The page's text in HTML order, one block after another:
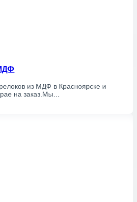
из МДФ в Красноярске и
на заказ.Мы…